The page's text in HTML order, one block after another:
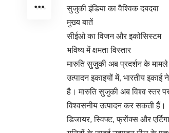
सुजुकी इंडिया का वैश्विक दबदबा
मुख्य बातें
सीईओ का विजन और इकोसिस्टम
भविष्य में क्षमता विस्तार
मारुति सुजुकी अब प्रदर्शन के
उत्पादन इकाइयों में, भारतीय
है। मारुति सुजुकी अब विश्व स्तर
विश्वसनीय उत्पादन कर सकती हैं।
डिजायर, स्विफ्ट, फ्रोंक्स और